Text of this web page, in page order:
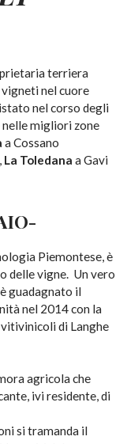
terriera
vigneti nel cuore
nel corso degli
migliori zone
a Cossano
La Toledana a Gavi
Piemontese, è
delle vigne. Un vero
guadagnato il
nel 2014 con la
vitivinicoli di Langhe
agricola che
ivi residente, di
si tramanda il